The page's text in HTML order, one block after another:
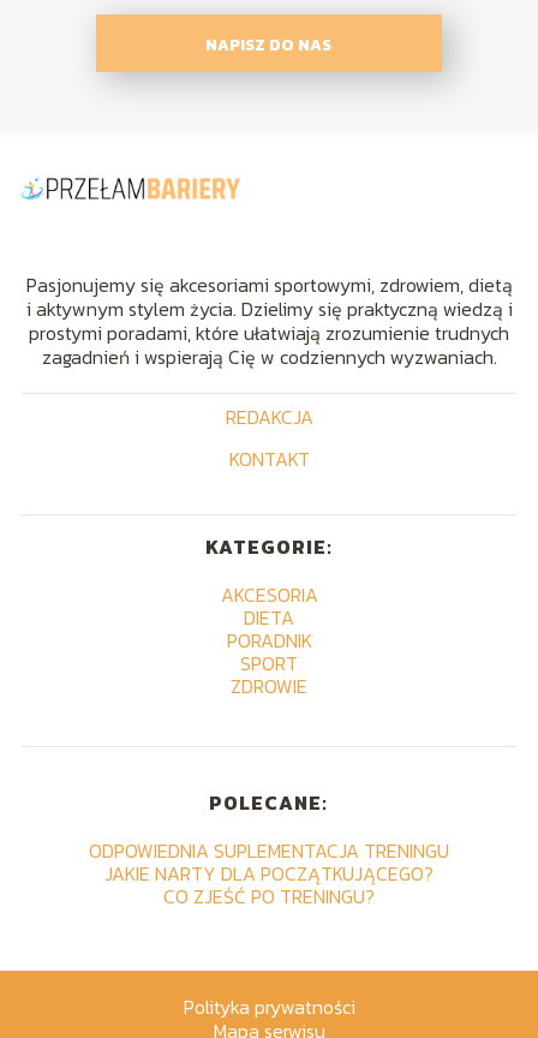
NAPISZ DO NAS
Pasjonujemy się akcesoriami sportowymi, zdrowiem, dietą
i aktywnym stylem życia. Dzielimy się praktyczną wiedzą i
prostymi poradami, które ułatwiają zrozumienie trudnych
zagadnień i wspierają Cię w codziennych wyzwaniach.
REDAKCJA
KONTAKT
KATEGORIE:
AKCESORIA
DIETA
PORADNIK
SPORT
ZDROWIE
POLECANE:
ODPOWIEDNIA SUPLEMENTACJA TRENINGU
JAKIE NARTY DLA POCZĄTKUJĄCEGO?
CO ZJEŚĆ PO TRENINGU?
Polityka prywatności
Mapa serwisu